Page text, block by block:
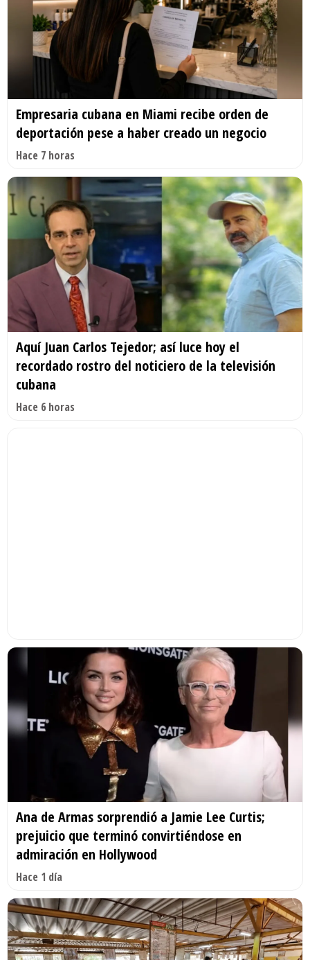
Empresaria cubana en Miami recibe orden de
deportación pese a haber creado un negocio
Hace 7 horas
Aquí Juan Carlos Tejedor; así luce hoy el
recordado rostro del noticiero de la televisión
cubana
Hace 6 horas
Ana de Armas sorprendió a Jamie Lee Curtis;
prejuicio que terminó convirtiéndose en
admiración en Hollywood
Hace 1 día